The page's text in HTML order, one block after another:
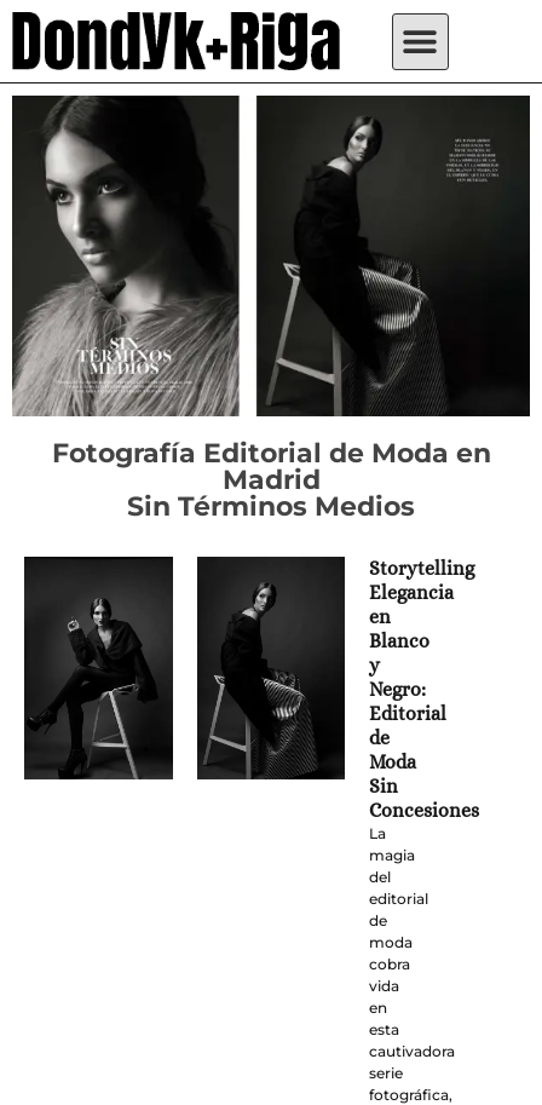
Fotografía Editorial de Moda en
Madrid
Sin Términos Medios
Storytelling
Elegancia
en
Blanco
y
Negro:
Editorial
de
Moda
Sin
Concesiones
La
magia
del
editorial
de
moda
cobra
vida
en
esta
cautivadora
serie
fotográfica,